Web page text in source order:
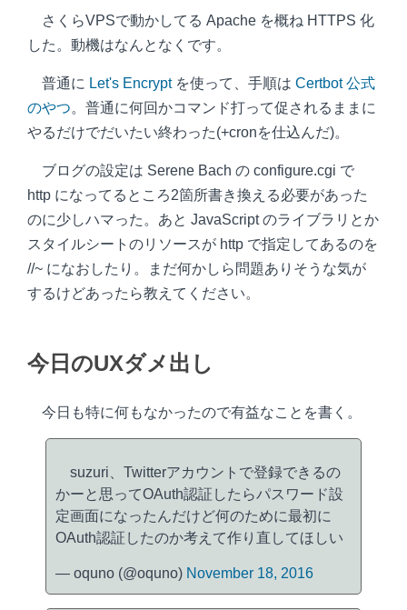
さくらVPSで動かしてる Apache を概ね HTTPS 化
した。動機はなんとなくです。
普通に Let's Encryptを使って、手順は Certbot 公式
のやつ。普通に何回かコマンド打って促されるままに
やるだけでだいたい終わった(+cronを仕込んだ)。
ブログの設定は Serene Bach の configure.cgi で
http になってるところ2箇所書き換える必要があった
のに少しハマった。あと JavaScript のライブラリとか
スタイルシートのリソースが http で指定してあるのを
//~ になおしたり。まだ何かしら問題ありそうな気が
するけどあったら教えてください。
今日のUXダメ出し
今日も特に何もなかったので有益なことを書く。
suzuri、Twitterアカウントで登録できるの
かーと思ってOAuth認証したらパスワード設
定画面になったんだけど何のために最初に
OAuth認証したのか考えて作り直してほしい
— oquno (@oquno) November 18, 2016